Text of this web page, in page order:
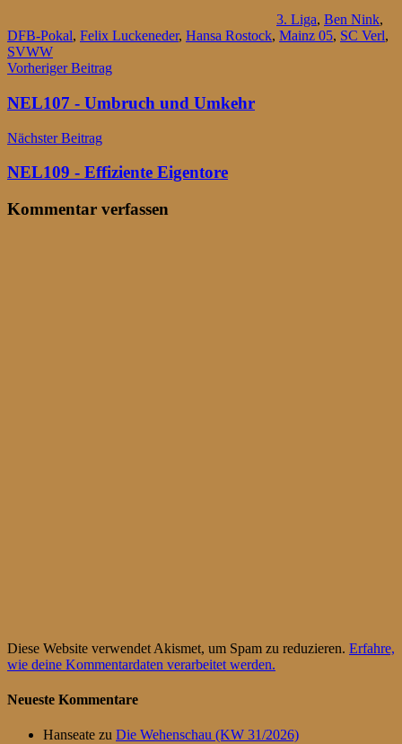
3. Liga, Ben Nink,
DFB-Pokal, Felix Luckeneder, Hansa Rostock, Mainz 05, SC Verl,
SVWW
Beitragsnavigation
Vorheriger Beitrag
NEL107 - Umbruch und Umkehr
Nächster Beitrag
NEL109 - Effiziente Eigentore
Kommentar verfassen
Diese Website verwendet Akismet, um Spam zu reduzieren. Erfahre,
wie deine Kommentardaten verarbeitet werden.
Neueste Kommentare
Hanseate zu Die Wehenschau (KW 31/2026)